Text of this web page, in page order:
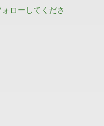
ローしてくださ